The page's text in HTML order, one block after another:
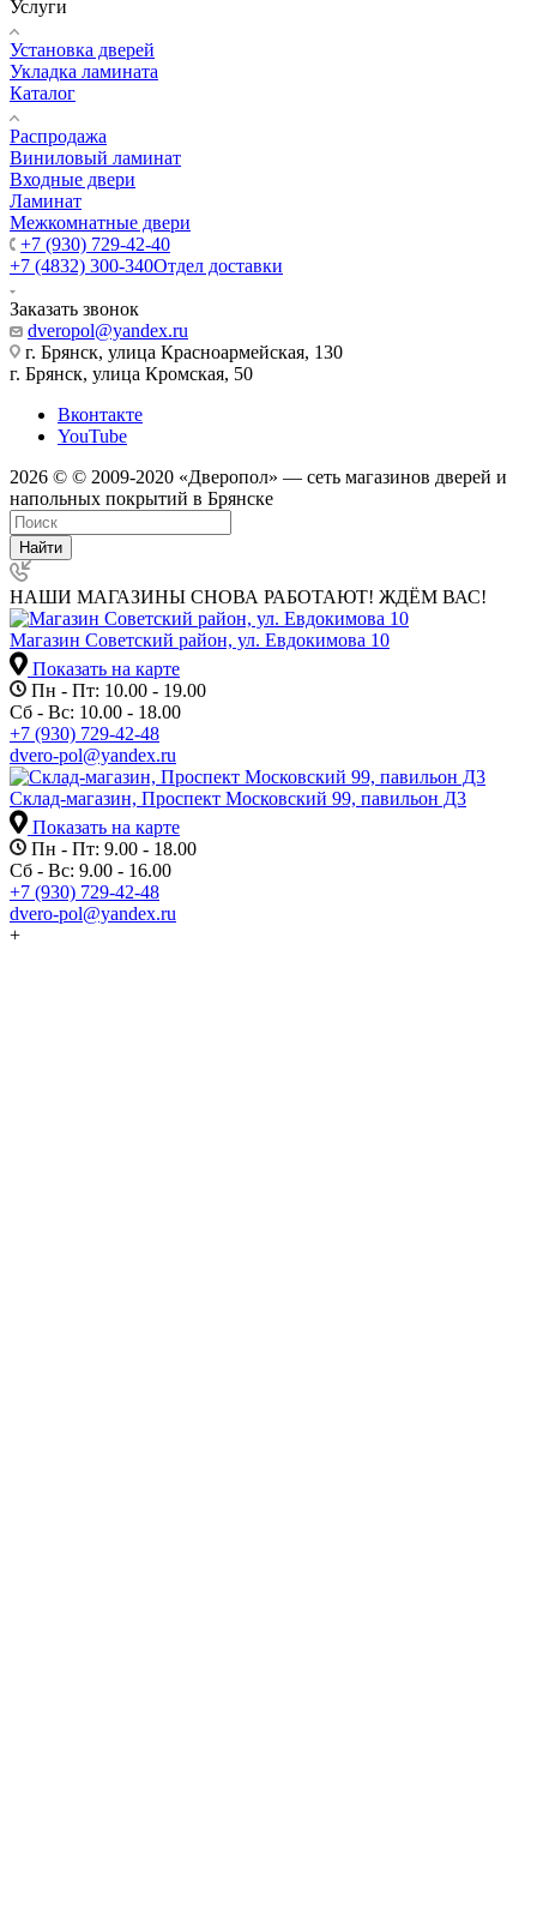
Услуги
Установка дверей
Укладка ламината
Каталог
Распродажа
Виниловый ламинат
Входные двери
Ламинат
Межкомнатные двери
+7 (930) 729-42-40
+7 (4832) 300-340Отдел доставки
Заказать звонок
dveropol@yandex.ru
г. Брянск, улица Красноармейская, 130
г. Брянск, улица Кромская, 50
Вконтакте
YouTube
2026 © © 2009-2020 «Дверопол» — сеть магазинов дверей и
напольных покрытий в Брянске
Найти
НАШИ МАГАЗИНЫ СНОВА РАБОТАЮТ! ЖДЁМ ВАС!
Магазин Советский район, ул. Евдокимова 10
Показать на карте
Пн - Пт: 10.00 - 19.00
Сб - Вс: 10.00 - 18.00
+7 (930) 729-42-48
dvero-pol@yandex.ru
Склад-магазин, Проспект Московский 99, павильон Д3
Показать на карте
Пн - Пт: 9.00 - 18.00
Сб - Вс: 9.00 - 16.00
+7 (930) 729-42-48
dvero-pol@yandex.ru
+